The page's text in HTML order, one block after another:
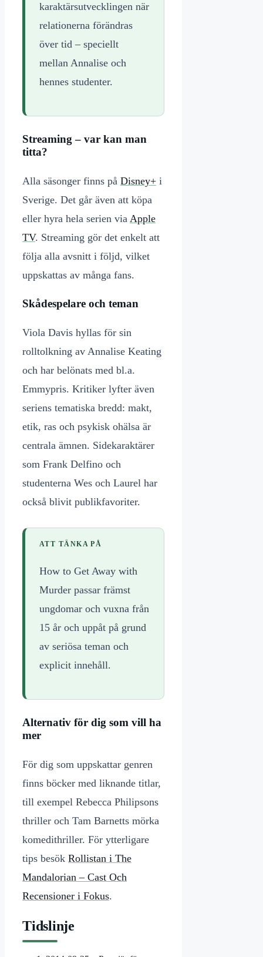
karaktärsutvecklingen när
relationerna förändras
över tid – speciellt
mellan Annalise och
hennes studenter.
Streaming – var kan man
titta?
Alla säsonger finns på Disney+ i
Sverige. Det går även att köpa
eller hyra hela serien via Apple
TV. Streaming gör det enkelt att
följa alla avsnitt i följd, vilket
uppskattas av många fans.
Skådespelare och teman
Viola Davis hyllas för sin
rolltolkning av Annalise Keating
och har belönats med bl.a.
Emmypris. Kritiker lyfter även
seriens tematiska bredd: makt,
etik, ras och psykisk ohälsa är
centrala ämnen. Sidekaraktärer
som Frank Delfino och
studenterna Wes och Laurel har
också blivit publikfavoriter.
ATT TÄNKA PÅ
How to Get Away with
Murder passar främst
ungdomar och vuxna från
15 år och uppåt på grund
av seriösa teman och
explicit innehåll.
Alternativ för dig som vill ha
mer
För dig som uppskattar genren
finns böcker med liknande titlar,
till exempel Rebecca Philipsons
thriller och Tam Barnetts mörka
komedithriller. För ytterligare
tips besök Rollistan i The
Mandalorian – Cast Och
Recensioner i Fokus.
Tidslinje